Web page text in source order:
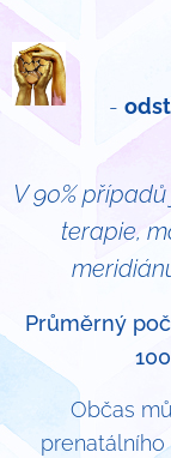
-
V 90%
terapie,
Průměrný
Občas